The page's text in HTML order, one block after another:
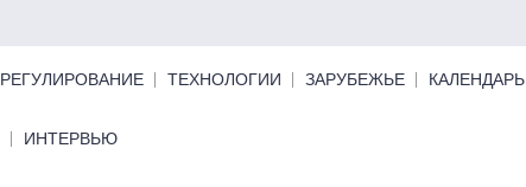
РЕГУЛИРОВАНИЕ ТЕХНОЛОГИИ ЗАРУБЕЖЬЕ КАЛЕНДАРЬ
ИНТЕРВЬЮ